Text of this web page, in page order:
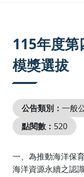
115年度第
模獎選拔
公告類別： 一般
點閱數： 520
一、為推動海洋保
海洋資源永續之認